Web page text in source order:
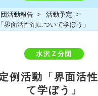
活動報告
活動予定
界面活性剤について学ぼう」
水沢Ｚ分団
例活動「界面活
て学ぼう」